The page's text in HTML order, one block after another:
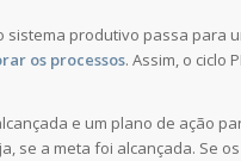
produtivo passa para
os processos. Assim, o ciclo
e um plano de ação
se a meta foi alcançada. Se